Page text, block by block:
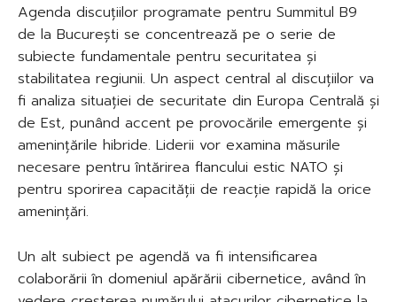
Agenda discuțiilor programate pentru Summitul B9
de la București se concentrează pe o serie de
subiecte fundamentale pentru securitatea și
stabilitatea regiunii. Un aspect central al discuțiilor va
fi analiza situației de securitate din Europa Centrală și
de Est, punând accent pe provocările emergente și
amenințările hibride. Liderii vor examina măsurile
necesare pentru întărirea flancului estic NATO și
pentru sporirea capacității de reacție rapidă la orice
amenințări.
Un alt subiect pe agendă va fi intensificarea
colaborării în domeniul apărării cibernetice, având în